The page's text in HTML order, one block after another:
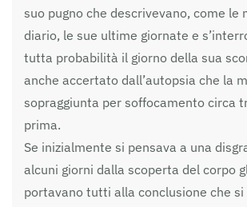
suo pugno che descrivevano, come le
diario, le sue ultime giornate e
tutta probabilità il giorno della sua
anche accertato dall’autopsia che la
sopraggiunta per soffocamento circa
prima.
Se inizialmente si pensava a una
alcuni giorni dalla scoperta del corpo
portavano tutti alla conclusione che